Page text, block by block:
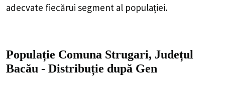
adecvate fiecărui segment al populației.
Populație Comuna Strugari, Județul
Bacău - Distribuție după Gen